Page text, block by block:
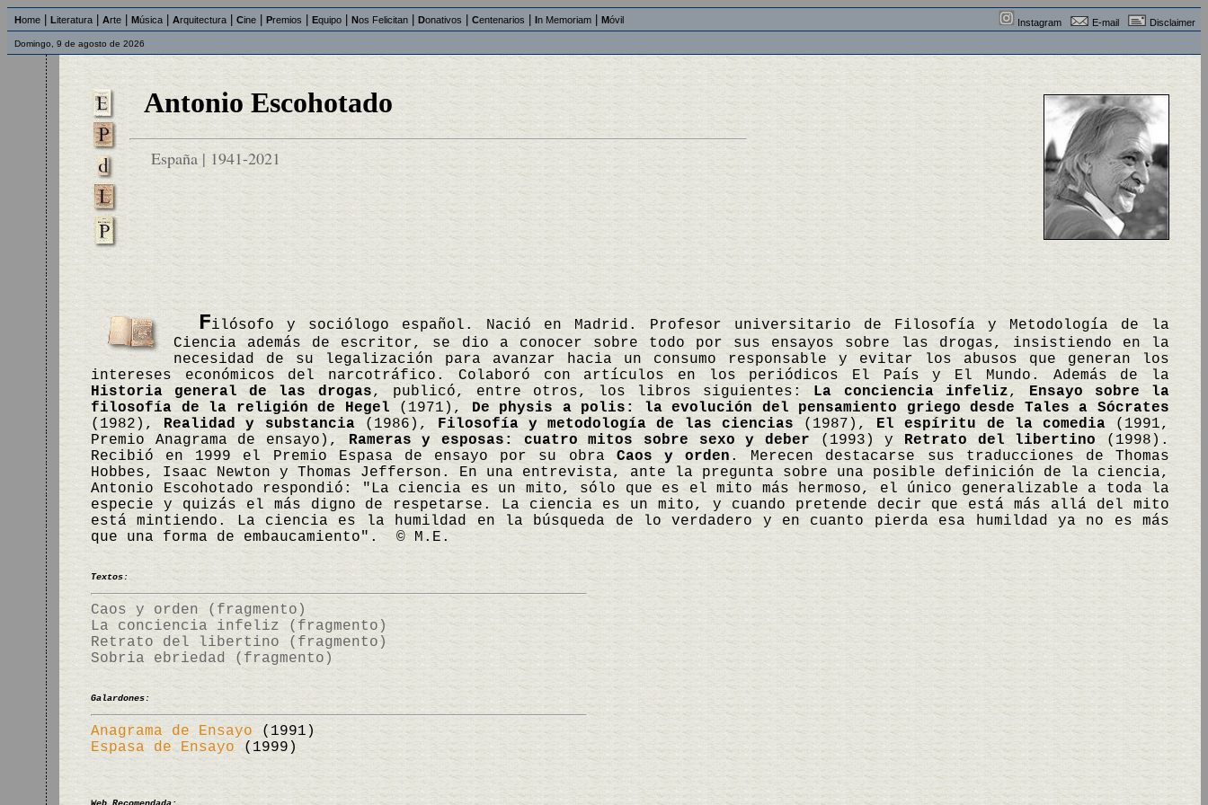
Home Literatura Arte Música Arquitectura Cine Premios Equipo Nos Felicitan Donativos Centenarios In Memoriam Móvil Instagram E-mail Disclaimer
Domingo, 9 de agosto de 2026
Antonio Escohotado
España | 1941-2021
Filósofo y sociólogo español. Nació en Madrid. Profesor universitario de Filosofía y Metodología de la
Ciencia además de escritor, se dio a conocer sobre todo por sus ensayos sobre las drogas, insistiendo en la
necesidad de su legalización para avanzar hacia un consumo responsable y evitar los abusos que generan los
intereses económicos del narcotráfico. Colaboró con artículos en los periódicos El País y El Mundo. Además de la
Historia general de las drogas, publicó, entre otros, los libros siguientes: La conciencia infeliz,Ensayo sobre la
filosofía de la religión de Hegel (1971),De physis a polis: la evolución del pensamiento griego desde Tales a Sócrates
(1982), Realidad y substancia(1986), Filosofía y metodología de las ciencias (1987), El espíritu de la comedia(1991,
Premio Anagrama de ensayo), Rameras y esposas: cuatro mitos sobre sexo y deber (1993) y Retrato del libertino(1998).
Recibió en 1999 el Premio Espasa de ensayo por su obraCaos y orden. Merecen destacarse sus traducciones de Thomas
Hobbes, Isaac Newton y Thomas Jefferson. En una entrevista, ante la pregunta sobre una posible definición de la ciencia,
Antonio Escohotado respondió: "La ciencia es un mito, sólo que es el mito más hermoso, el único generalizable a toda la
especie y quizás el más digno de respetarse. La ciencia es un mito, y cuando pretende decir que está más allá del mito
está mintiendo. La ciencia es la humildad en la búsqueda de lo verdadero y en cuanto pierda esa humildad ya no es más
que una forma de embaucamiento". © M.E.
Textos:
Caos y orden (fragmento)
La conciencia infeliz (fragmento)
Retrato del libertino (fragmento)
Sobria ebriedad (fragmento)
Galardones:
Anagrama de Ensayo (1991)
Espasa de Ensayo(1999)